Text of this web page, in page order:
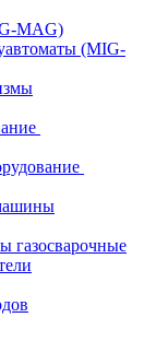
MAG)
(MIG-
газосварочные